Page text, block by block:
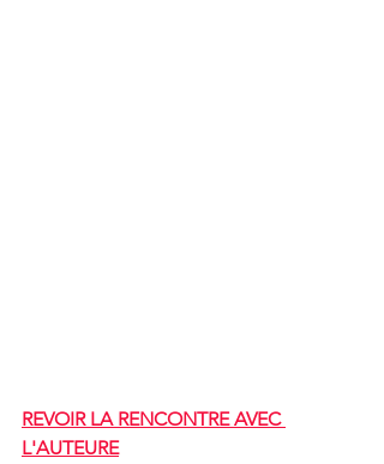
REVOIR LA RENCONTRE AVEC
L'AUTEURE